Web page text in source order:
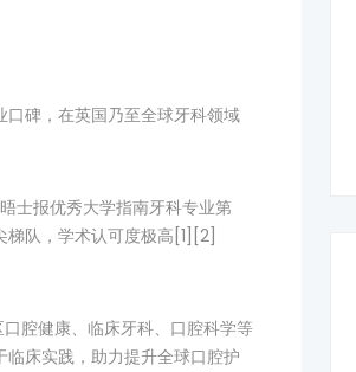
碑，在英国乃至全球牙科领域
士报优秀大学指南牙科专业第
队，学术认可度极高[1][2]
腔健康、临床牙科、口腔科学等
床实践，助力提升全球口腔护